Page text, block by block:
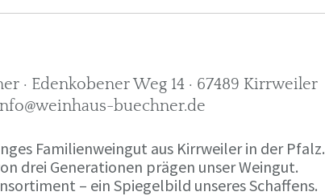
· Edenkobener Weg 14 · 67489 Kirrweiler
info@weinhaus-buechner.de
Familienweingut aus Kirrweiler in der Pfalz.
drei Generationen prägen unser Weingut.
– ein Spiegelbild unseres Schaffens.